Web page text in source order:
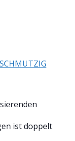
ist doppelt